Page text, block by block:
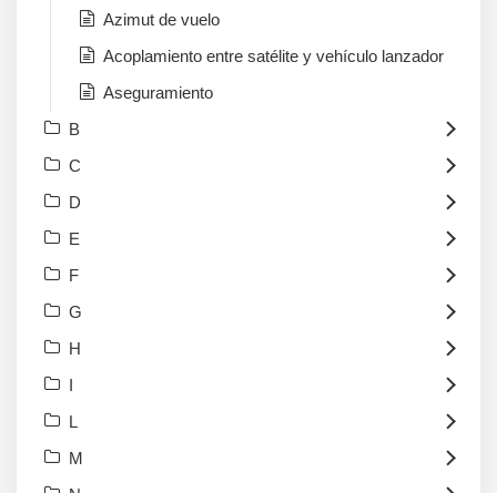
Azimut de vuelo
Acoplamiento entre satélite y vehículo lanzador
Aseguramiento
B
C
D
E
F
G
H
I
L
M